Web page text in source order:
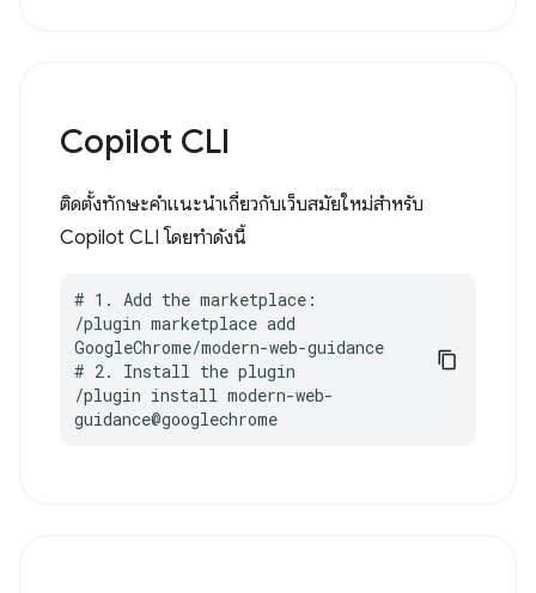
Copilot CLI
ติดตั้งทักษะคำแนะนำเกี่ยวกับเว็บสมัยใหม่สำหรับ
Copilot CLI โดยทำดังนี้
# 1. Add the marketplace:
/plugin marketplace add
GoogleChrome/modern-web-guidance
# 2. Install the plugin
/plugin install modern-web-
guidance@googlechrome